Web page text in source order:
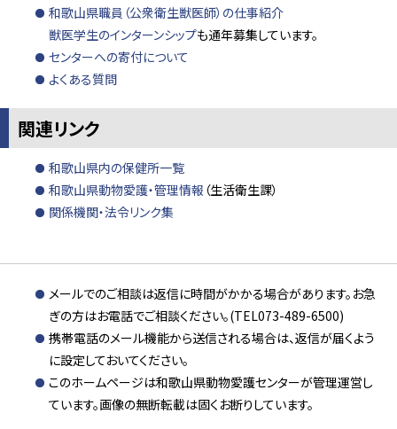
和歌山県職員（公衆衛生獣医師）の仕事紹介
獣医学生のインターンシップも通年募集しています。
センターへの寄付について
よくある質問
関連リンク
和歌山県内の保健所一覧
和歌山県動物愛護・管理情報 （生活衛生課）
関係機関・法令リンク集
メールでのご相談は返信に時間がかかる場合があります。お急
ぎの方はお電話でご相談ください。(TEL073-489-6500)
携帯電話のメール機能から送信される場合は、返信が届くよう
に設定しておいてください。
このホームページは和歌山県動物愛護センターが管理運営し
ています。画像の無断転載は固くお断りしています。